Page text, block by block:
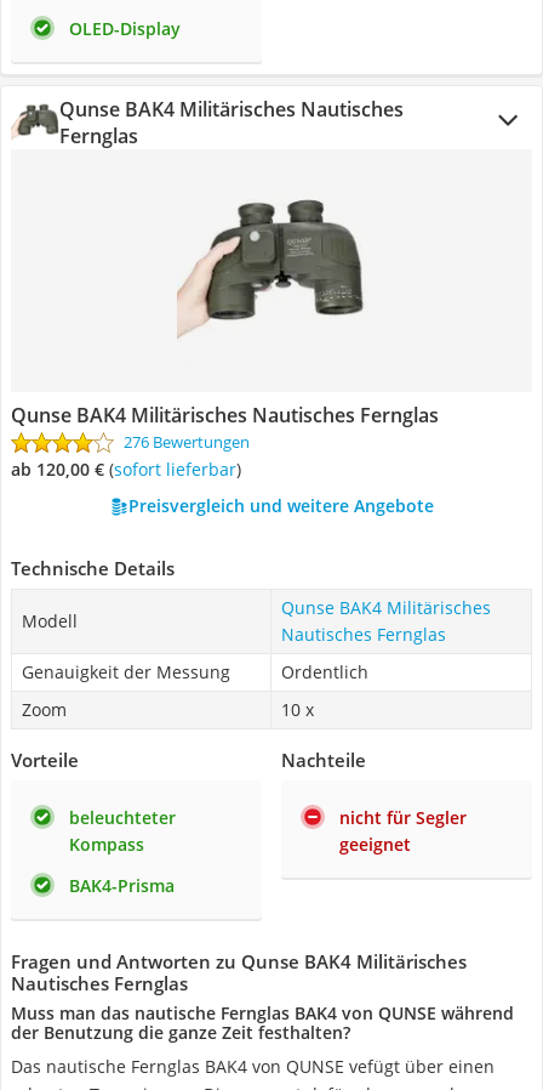
OLED-Display
Qunse BAK4 Militärisches Nautisches
Fernglas
Qunse BAK4 Militärisches Nautisches Fernglas
276 Bewertungen
ab 120,00 € ( Sofort lieferbar)
Preisvergleich und weitere Angebote
Technische Details
Modell
Qunse BAK4 Militärisches
Nautisches Fernglas
Genauigkeit der Messung
Ordentlich
Zoom
10 x
Vorteile
beleuchteter
Kompass
BAK4-Prisma
Nachteile
nicht für Segler
geeignet
Fragen und Antworten zu Qunse BAK4 Militärisches
Nautisches Fernglas
Muss man das nautische Fernglas BAK4 von QUNSE während
der Benutzung die ganze Zeit festhalten?
Das nautische Fernglas BAK4 von QUNSE vefügt über einen